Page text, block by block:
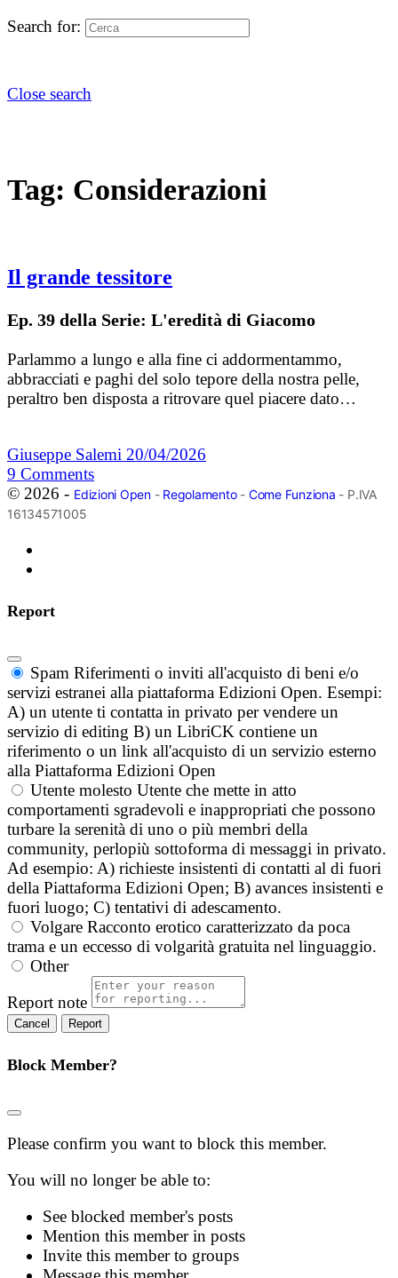
Search for:
Close search
Tag: Considerazioni
Il grande tessitore
Ep. 39 della Serie: L'eredità di Giacomo
Parlammo a lungo e alla fine ci addormentammo,
abbracciati e paghi del solo tepore della nostra pelle,
peraltro ben disposta a ritrovare quel piacere dato…
Giuseppe Salemi 20/04/2026
9 Comments
© 2026 - Edizioni Open- Regolamento- Come Funziona - P.IVA
16134571005
Report
Spam Riferimenti o inviti all'acquisto di beni e/o
servizi estranei alla piattaforma Edizioni Open. Esempi:
A) un utente ti contatta in privato per vendere un
servizio di editing B) un LibriCK contiene un
riferimento o un link all'acquisto di un servizio esterno
alla Piattaforma Edizioni Open
Utente molesto Utente che mette in atto
comportamenti sgradevoli e inappropriati che possono
turbare la serenità di uno o più membri della
community, perlopiù sottoforma di messaggi in privato.
Ad esempio: A) richieste insistenti di contatti al di fuori
della Piattaforma Edizioni Open; B) avances insistenti e
fuori luogo; C) tentativi di adescamento.
Volgare Racconto erotico caratterizzato da poca
trama e un eccesso di volgarità gratuita nel linguaggio.
Other
Report note
Report
Block Member?
Please confirm you want to block this member.
You will no longer be able to:
See blocked member's posts
Mention this member in posts
Invite this member to groups